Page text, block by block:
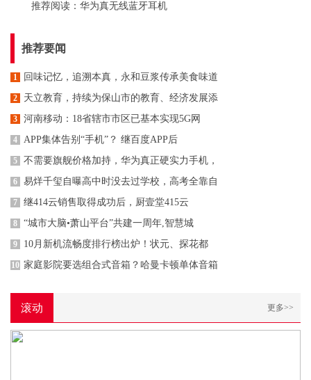
推荐阅读： 华为真无线蓝牙耳机
推荐要闻
1 回味记忆，追溯本真，永和豆浆传承美食味道
2 天立教育，持续为保山市的教育、经济发展添
3 河南移动：18省辖市市区已基本实现5G网
4 APP集体告别“手机”？ 继百度APP后
5 不需要旗舰价格加持，华为真正硬实力手机，
6 易烊千玺自曝高中时没去过学校，高考全靠自
7 继414云销售取得成功后，厨壹堂415云
8 “城市大脑•萧山平台”共建一周年,智慧城
9 10月新机流畅度排行榜出炉！状元、探花都
10 家庭影院要选组合式音箱？哈曼卡顿单体音箱
滚动 更多>>